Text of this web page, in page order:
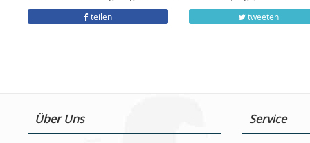
teilen
tweeten
Über Uns Service